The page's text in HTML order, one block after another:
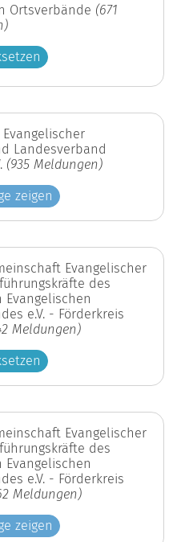
Ortsverbände (671
Landesverband
(935 Meldungen)
zeigen
Evangelischer
des
Evangelischen
e.V. - Förderkreis
Meldungen)
Evangelischer
des
Evangelischen
e.V. - Förderkreis
Meldungen)
zeigen